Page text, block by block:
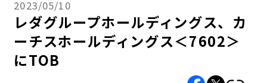
2023/05/10
レダグループホールディングス、カ
ーチスホールディングス＜7602＞
にTOB